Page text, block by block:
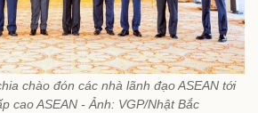
chào đón các nhà lãnh đạo ASEAN tới
cao ASEAN - Ảnh: VGP/Nhật Bắc